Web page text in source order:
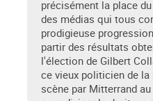
précisément la place
des médias qui tous
prodigieuse
partir des résultats
l'élection de Gilbert
ce vieux politicien de la
scène par Mitterrand